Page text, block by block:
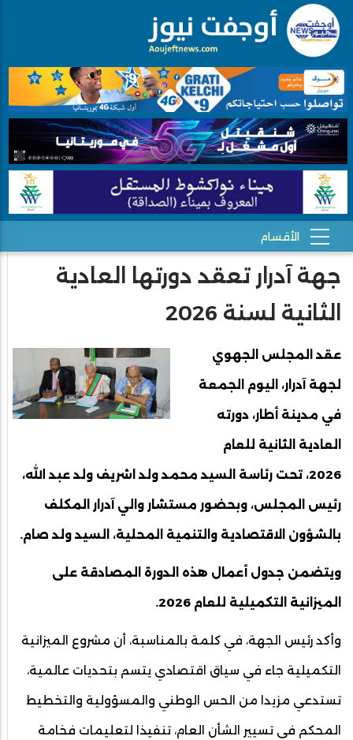
جهة آدرار تعقد دورتها العادية
الثانية لسنة 2026
عقد المجلس الجهوي
لجهة آدرار، اليوم الجمعة
في مدينة أطار، دورته
العادية الثانية للعام
2026، تحت رئاسة السيد محمد ولد اشريف ولد عبد الله،
رئيس المجلس، وبحضور مستشار والي آدرار المكلف
بالشؤون الاقتصادية والتنمية المحلية، السيد ولد صام.
ويتضمن جدول أعمال هذه الدورة المصادقة على
الميزانية التكميلية للعام 2026.
وأكد رئيس الجهة، في كلمة بالمناسبة، أن مشروع الميزانية
التكميلية جاء في سياق اقتصادي يتسم بتحديات عالمية،
تستدعي مزيدا من الحس الوطني والمسؤولية والتخطيط
المحكم في تسيير الشأن العام، تنفيذا لتعليمات فخامة